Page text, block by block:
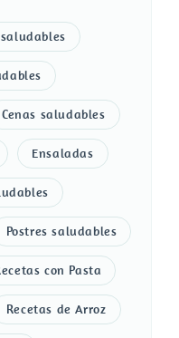
Cenas saludables
Ensaladas
Postres saludables
con Pasta
Recetas de Arroz